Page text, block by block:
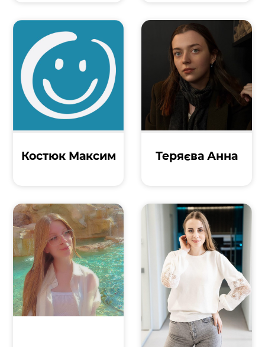
Костюк Максим Теряєва Анна